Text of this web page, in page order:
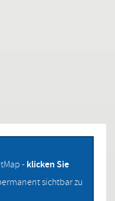
-klicken Sie
sichtbar zu